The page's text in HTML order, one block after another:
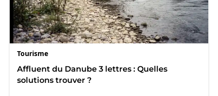
Tourisme
Affluent du Danube 3 lettres : Quelles
solutions trouver ?